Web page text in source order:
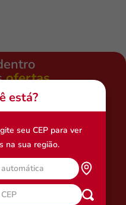
está?
seu CEP para ver
na sua região.
ofertas